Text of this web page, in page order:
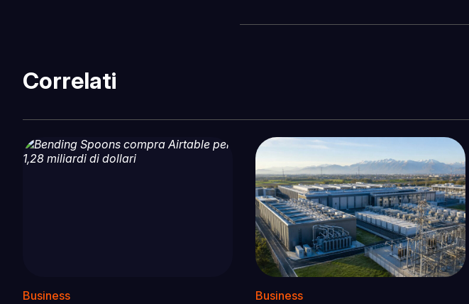
Correlati
Business Business